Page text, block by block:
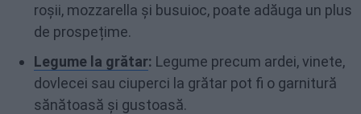
roșii, mozzarella și busuioc, poate adăuga un plus
de prospețime.
Legume la grătar: Legume precum ardei, vinete,
dovlecei sau ciuperci la grătar pot fi o garnitură
sănătoasă și gustoasă.